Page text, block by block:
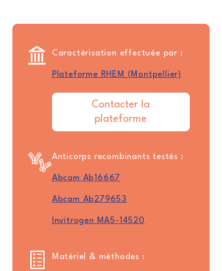
Caractérisation effectuée par :
Plateforme RHEM (Montpellier)
Contacter la
plateforme
Anticorps recombinants testés :
Abcam Ab16667
Abcam Ab279653
Invitrogen MA5-14520
Matériel & méthodes :